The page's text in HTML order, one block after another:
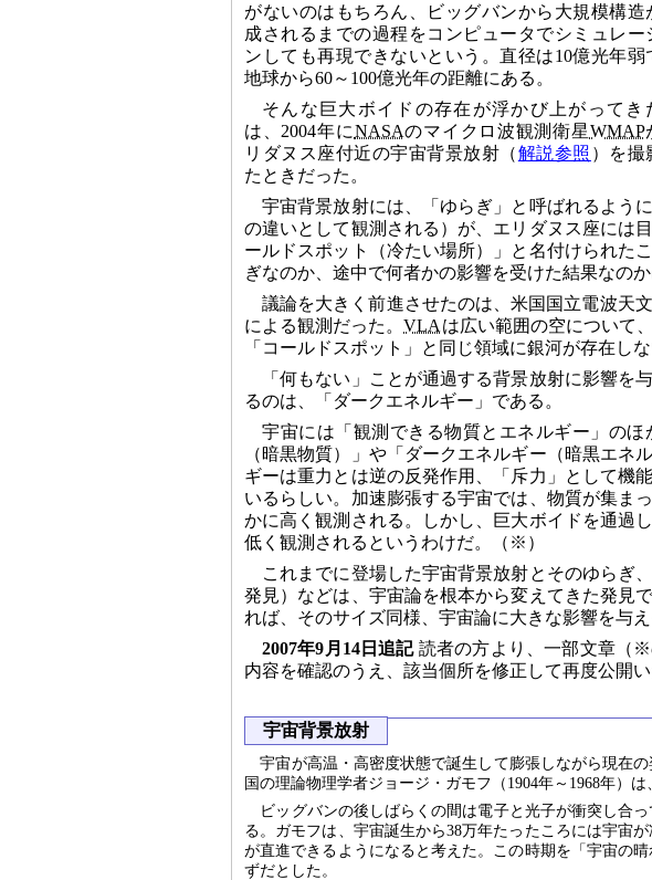
がないのはもちろん、ビッグバンから大規模構造
成されるまでの過程をコンピュータでシミュレー
ンしても再現できないという。直径は10億光年弱
地球から60～100億光年の距離にある。
そんな巨大ボイドの存在が浮かび上がってき
は、2004年にNASAのマイクロ波観測衛星WMAP
リダヌス座付近の宇宙背景放射（解説参照 ）を撮
たときだった。
宇宙背景放射には、「ゆらぎ」と呼ばれるよう
の違いとして観測される）が、エリダヌス座には
ールドスポット（冷たい場所）」と名付けられた
ぎなのか、途中で何者かの影響を受けた結果なの
議論を大きく前進させたのは、米国国立電波天
による観測だった。VLA は広い範囲の空について
「コールドスポット」と同じ領域に銀河が存在し
「何もない」ことが通過する背景放射に影響を
るのは、「ダークエネルギー」である。
宇宙には「観測できる物質とエネルギー」の
（暗黒物質）」や「ダークエネルギー（暗黒エネ
ギーは重力とは逆の反発作用、「斥力」として機
いるらしい。加速膨張する宇宙では、物質が集ま
かに高く観測される。しかし、巨大ボイドを通過
低く観測されるというわけだ。（※）
これまでに登場した宇宙背景放射とそのゆらぎ
発見）などは、宇宙論を根本から変えてきた発見
れば、そのサイズ同様、宇宙論に大きな影響を与え
2007年9月14日追記読者の方より、一部文章（※
内容を確認のうえ、該当個所を修正して再度公開い
宇宙背景放射
宇宙が高温・高密度状態で誕生して膨張しながら現在
国の理論物理学者ジョージ・ガモフ（1904年～1968年）
ビッグバンの後しばらくの間は電子と光子が衝突し合
る。ガモフは、宇宙誕生から38万年たったころには宇宙
が直進できるようになると考えた。この時期を「宇宙の
ずだとした。